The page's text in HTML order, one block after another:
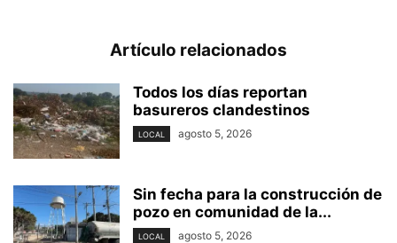
Artículo relacionados
Todos los días reportan
basureros clandestinos
LOCAL agosto 5, 2026
Sin fecha para la construcción de
pozo en comunidad de la...
LOCAL agosto 5, 2026